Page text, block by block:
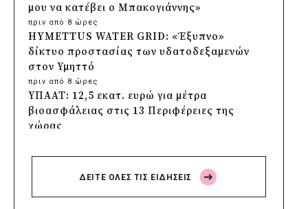
μου να κατέβει ο Μπακογιάννης»
πριν από 8 ώρες
HYMETTUS WATER GRID: «Έξυπνο»
δίκτυο προστασίας των υδατοδεξαμενών
στον Υμηττό
πριν από 8 ώρες
ΥΠΑΑΤ: 12,5 εκατ. ευρώ για μέτρα
βιοασφάλειας στις 13 Περιφέρειες της
χώρας
Πρέσπεια 2026: Έξι ημέρες πολιτισμού,
μουσικής και γαστρονομίας στη Φλώρινα
Δήμος Πέλλας: Σε προσωρινή αναστολή
ΔΕΙΤΕ ΟΛΕΣ ΤΙΣ ΕΙΔΗΣΕΙΣ